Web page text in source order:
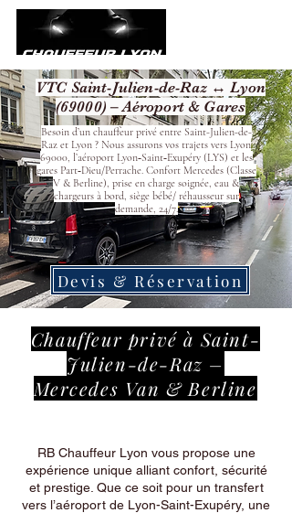
VTC Saint-Julien-de-Raz ↔ Lyon
(69000) – Aéroport & Gares
Besoin d’un chauffeur privé entre Saint-Julien-de-
Raz et Lyon ? Nous assurons vos trajets vers Lyon
69000, l’aéroport Lyon‑Saint‑Exupéry (LYS) et les
gares Part‑Dieu/Perrache. Confort Mercedes (Classe
V & Berline), prise en charge soignée, eau &
chargeurs à bord, siège bébé/ réhausseur sur
demande, 24/7.
Devis & Réservation
Chauffeur privé à Saint-
Julien-de-Raz –
Mercedes Van & Berline
RB Chauffeur Lyon vous propose une
expérience unique alliant confort, sécurité
et prestige. Que ce soit pour un transfert
vers l’aéroport de Lyon-Saint-Exupéry, une